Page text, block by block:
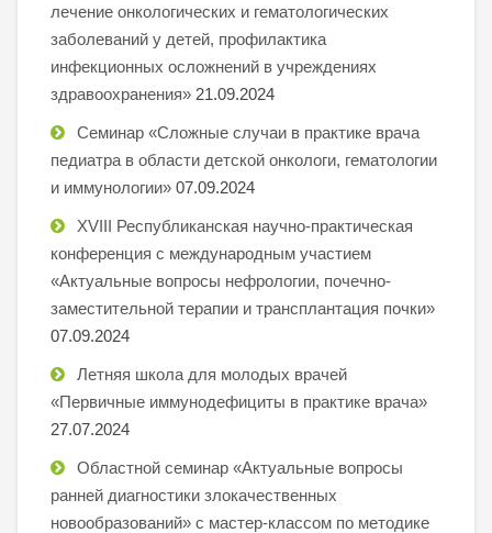
лечение онкологических и гематологических
заболеваний у детей, профилактика
инфекционных осложнений в учреждениях
здравоохранения» 21.09.2024
Семинар «Сложные случаи в практике врача
педиатра в области детской онкологи, гематологии
и иммунологии» 07.09.2024
XVIII Республиканская научно-практическая
конференция с международным участием
«Актуальные вопросы нефрологии, почечно-
заместительной терапии и трансплантация почки»
07.09.2024
Летняя школа для молодых врачей
«Первичные иммунодефициты в практике врача»
27.07.2024
Областной семинар «Актуальные вопросы
ранней диагностики злокачественных
новообразований» с мастер-классом по методике